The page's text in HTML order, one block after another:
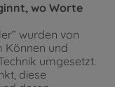
wo Worte
wurden von
Können und
umgesetzt.
diese